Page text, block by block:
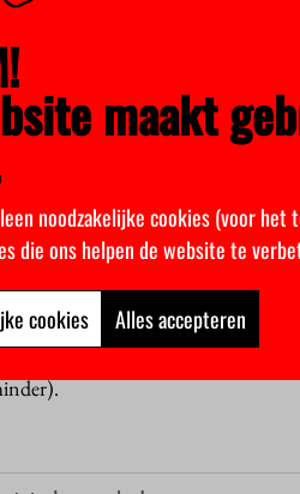
zagen het aantal nieuwe
erbij) en NHL Stenden (5
Hogeschool (4 procent
maakt
noodzakelijke cookies (voor
die ons helpen de website te
cookies Alles accepteren